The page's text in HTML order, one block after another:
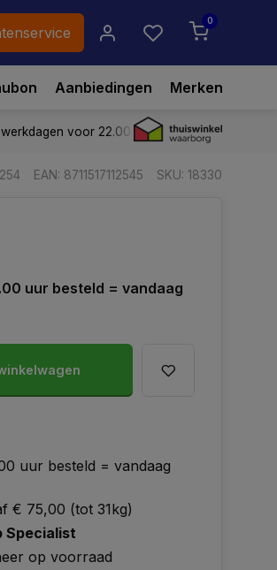
0
Aanbiedingen Merken
werkdagen voor 22.00 uur besteld,vandaag
EAN: 8711517112545 SKU: 18330
uur besteld = vandaag
uur besteld = vandaag
€ 75,00 (tot 31kg)
Specialist
op voorraad